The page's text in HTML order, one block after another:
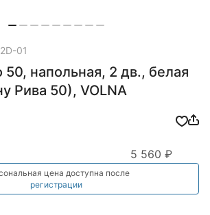
01
напольная, 2 дв., белая
Рива 50), VOLNA
5 560 ₽
цена доступна после
регистрации